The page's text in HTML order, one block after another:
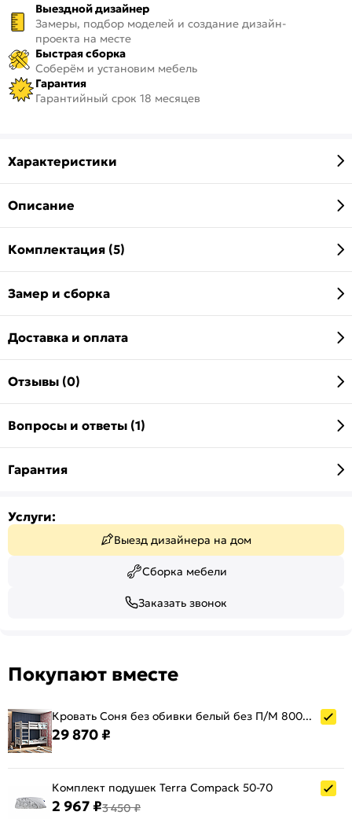
Выездной дизайнер
Замеры, подбор моделей и создание дизайн-
проекта на месте
Быстрая сборка
Соберём и установим мебель
Гарантия
Гарантийный срок 18 месяцев
Характеристики
Описание
Комплектация (5)
Замер и сборка
Доставка и оплата
Отзывы (0)
Вопросы и ответы (1)
Гарантия
Услуги:
Выезд дизайнера на дом
Сборка мебели
Заказать звонок
Покупают вместе
Кровать Соня без обивки белый без П/М 800x1900, ортопедическое основание, изголовье жесткое
29 870 ₽
Комплект подушек Terra Compack 50-70
2 967 ₽3 450 ₽